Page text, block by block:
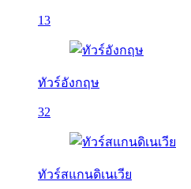
13
ทัวร์อังกฤษ
32
ทัวร์สแกนดิเนเวีย